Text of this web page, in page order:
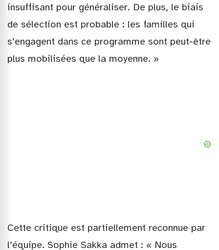
insuffisant pour généraliser. De plus, le biais
de sélection est probable : les familles qui
s’engagent dans ce programme sont peut-être
plus mobilisées que la moyenne. »
Cette critique est partiellement reconnue par
l’équipe. Sophie Sakka admet : « Nous